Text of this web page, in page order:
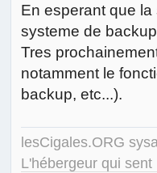
En esperant que
systeme de
Tres
notamment le
backup, etc...).
lesCigales.ORG
L'hébergeur qui